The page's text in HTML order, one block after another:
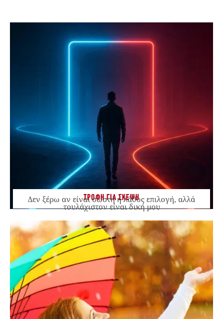
ΤΡΟΦΗ ΓΙΑ ΣΚΕΨΗ
Δεν ξέρω αν είναι σωστή ή λάθος επιλογή, αλλά
τουλάχιστον είναι δική μου